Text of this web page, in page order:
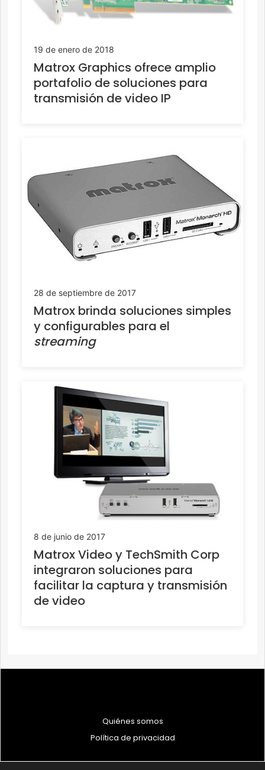
19 de enero de 2018
Matrox Graphics ofrece amplio
portafolio de soluciones para
transmisión de video IP
28 de septiembre de 2017
Matrox brinda soluciones simples
y configurables para el
streaming
8 de junio de 2017
Matrox Video y TechSmith Corp
integraron soluciones para
facilitar la captura y transmisión
de video
Quiénes somos
Política de privacidad